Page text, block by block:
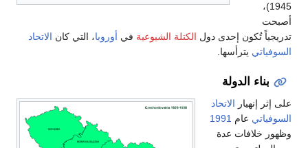
1945)،
أصبحت
تدريجياً تُكون إحدى دول الكتلة الشيوعية في أوروبا، التي كان الاتحاد
السوفياتي يترأسها.
بناء الدولة
على إثر إنهيار الاتحاد
السوفياتي عام 1991
وظهور خلافات عدة